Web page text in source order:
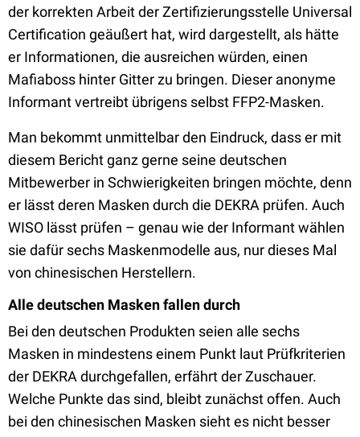
der korrekten Arbeit der Zertifizierungsstelle Universal
Certification geäußert hat, wird dargestellt, als hätte
er Informationen, die ausreichen würden, einen
Mafiaboss hinter Gitter zu bringen. Dieser anonyme
Informant vertreibt übrigens selbst FFP2-Masken.
Man bekommt unmittelbar den Eindruck, dass er mit
diesem Bericht ganz gerne seine deutschen
Mitbewerber in Schwierigkeiten bringen möchte, denn
er lässt deren Masken durch die DEKRA prüfen. Auch
WISO lässt prüfen – genau wie der Informant wählen
sie dafür sechs Maskenmodelle aus, nur dieses Mal
von chinesischen Herstellern.
Alle deutschen Masken fallen durch
Bei den deutschen Produkten seien alle sechs
Masken in mindestens einem Punkt laut Prüfkriterien
der DEKRA durchgefallen, erfährt der Zuschauer.
Welche Punkte das sind, bleibt zunächst offen. Auch
bei den chinesischen Masken sieht es nicht besser